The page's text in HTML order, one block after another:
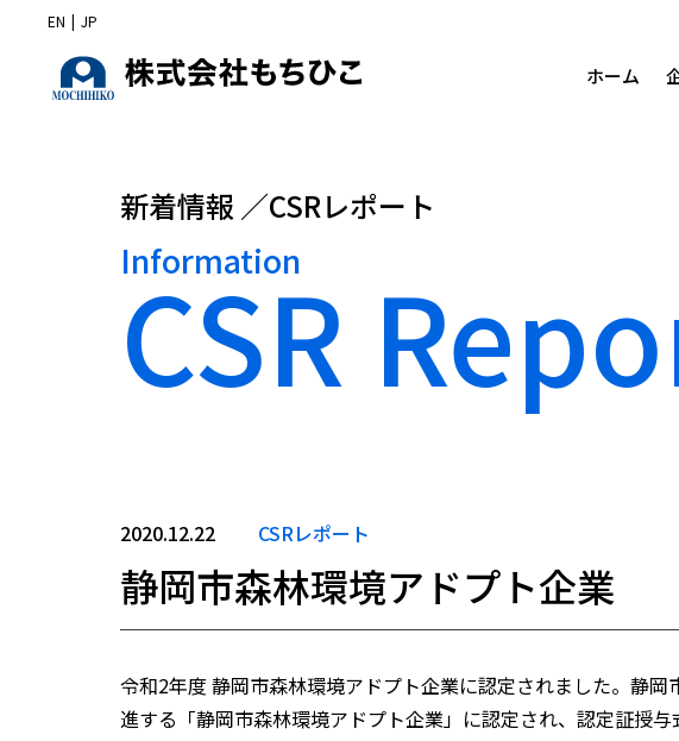
EN | JP
ホーム
新着情報 ／CSRレポート
Information
CSR
2020.12.22 CSRレポート
静岡市森林環境アドプト企業
令和2年度 静岡市森林環境アドプト企業に認定されました。静
進する「静岡市森林環境アドプト企業」に認定され、認定証授与